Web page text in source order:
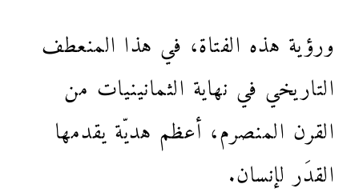
ورؤية هذه الفتاة، في هذا المنعطف
التاريخي في نهاية الثمانينيات من
القرن المنصرم، أعظم هديّة يقدمها
القدَر لإنسان.